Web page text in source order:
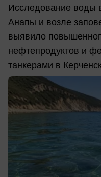
Исследование воды
Анапы и возле
выявило
нефтепродуктов и
танкерами в